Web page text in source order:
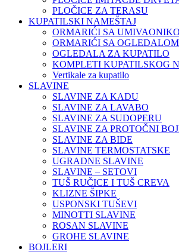
PLOČICE ZA TERASU
KUPATILSKI NAMEŠTAJ
ORMARIĆI SA
ORMARIĆI SA OGLEDALOM
OGLEDALA ZA KUPATILO
KOMPLETI KUPATILSKOG
Vertikale za kupatilo
SLAVINE
SLAVINE ZA KADU
SLAVINE ZA LAVABO
SLAVINE ZA SUDOPERU
SLAVINE ZA PROTOČNI
SLAVINE ZA BIDE
SLAVINE TERMOSTATSKE
UGRADNE SLAVINE
SLAVINE – SETOVI
TUŠ RUČICE I TUŠ CREVA
KLIZNE ŠIPKE
USPONSKI TUŠEVI
MINOTTI SLAVINE
ROSAN SLAVINE
GROHE SLAVINE
BOJLERI